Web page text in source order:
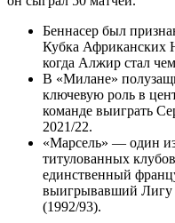
Беннасер был
Кубка Африканских
когда Алжир стал
В «Милане»
ключевую роль в
команде выиграть
2021/22.
«Марсель» — один
титулованных
единственный
выигрывавший Лигу
(1992/93).